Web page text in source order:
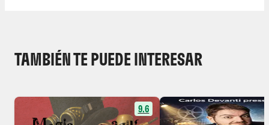
TAMBIÉN TE PUEDE INTERESAR
9.6